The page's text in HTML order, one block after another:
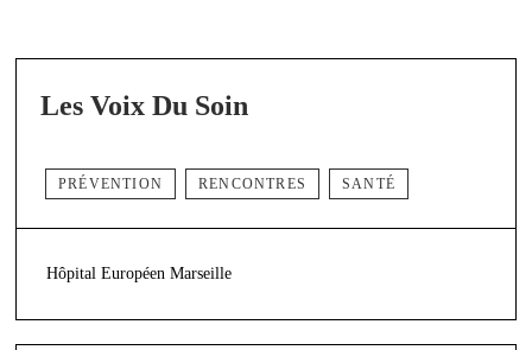
Les Voix Du Soin
PRÉVENTION RENCONTRES SANTÉ
Hôpital Européen Marseille